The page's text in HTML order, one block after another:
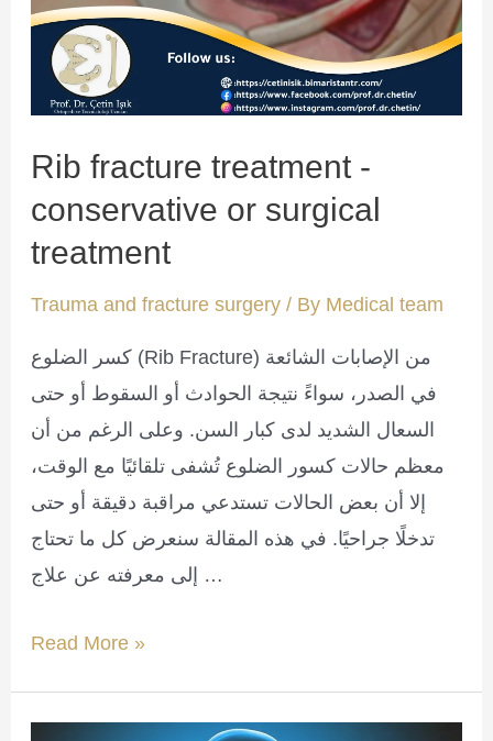
Rib fracture treatment -
conservative or surgical
treatment
Trauma and fracture surgery / By Medical team
كسر الضلوع (Rib Fracture) من الإصابات الشائعة
في الصدر، سواءً نتيجة الحوادث أو السقوط أو حتى
السعال الشديد لدى كبار السن. وعلى الرغم من أن
معظم حالات كسور الضلوع تُشفى تلقائيًا مع الوقت،
إلا أن بعض الحالات تستدعي مراقبة دقيقة أو حتى
تدخلًا جراحيًا. في هذه المقالة سنعرض كل ما تحتاج
إلى معرفته عن علاج …
Rib
Read More »